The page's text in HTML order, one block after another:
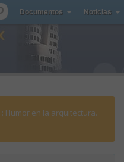
Documentos Noticias
: Humor en la arquitectura.